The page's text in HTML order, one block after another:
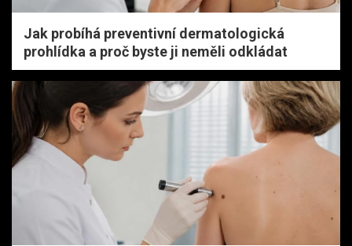
Jak probíhá preventivní dermatologická
prohlídka a proč byste ji neměli odkládat